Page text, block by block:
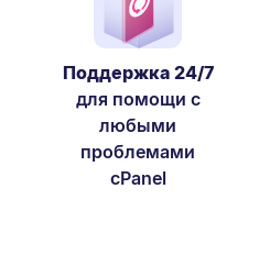
Поддержка 24/7
для помощи с
любыми
проблемами
cPanel